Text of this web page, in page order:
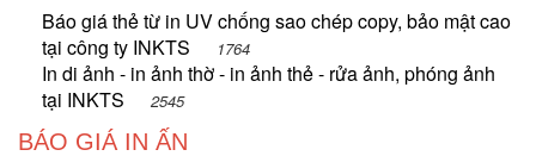
Báo giá thẻ từ in UV chống sao chép copy, bảo mật cao
tại công ty INKTS
1764
In di ảnh - in ảnh thờ - in ảnh thẻ - rửa ảnh, phóng ảnh
tại INKTS
2545
BÁO GIÁ IN ẤN